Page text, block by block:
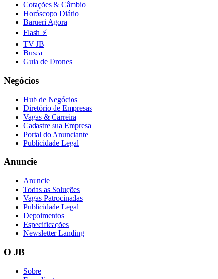
Vasco
Cotações & Câmbio
Horóscopo Diário
Barueri Agora
Flash ⚡
TV JB
Busca
Guia de Drones
Negócios
Hub de Negócios
Diretório de Empresas
Vagas & Carreira
Cadastre sua Empresa
Portal do Anunciante
Publicidade Legal
Anuncie
Anuncie
Todas as Soluções
Vagas Patrocinadas
Publicidade Legal
Depoimentos
Especificações
Newsletter Landing
O JB
Sobre